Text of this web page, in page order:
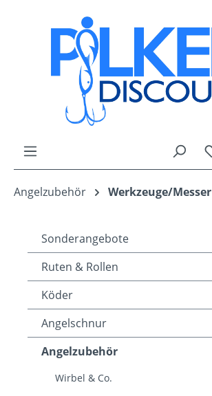
Zum Hauptinhalt springen
Angelzubehör Werkzeuge/Messer
Sonderangebote
Ruten & Rollen
Köder
Angelschnur
Angelzubehör
Wirbel & Co.